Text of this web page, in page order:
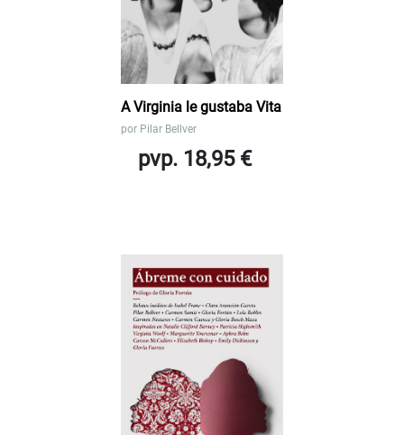
A Virginia le gustaba Vita
por Pilar Bellver
pvp. 18,95 €